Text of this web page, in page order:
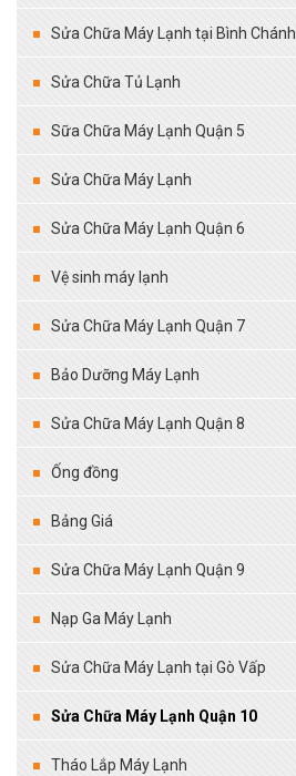
Sửa Chữa Máy Lạnh tại Bình Chánh
Sửa Chữa Tủ Lạnh
Sữa Chữa Máy Lạnh Quận 5
Sửa Chữa Máy Lạnh
Sửa Chữa Máy Lạnh Quận 6
Vệ sinh máy lạnh
Sửa Chữa Máy Lạnh Quận 7
Bảo Dưỡng Máy Lạnh
Sửa Chữa Máy Lạnh Quận 8
Ống đồng
Bảng Giá
Sửa Chữa Máy Lạnh Quận 9
Nạp Ga Máy Lạnh
Sửa Chữa Máy Lạnh tại Gò Vấp
Sửa Chữa Máy Lạnh Quận 10
Tháo Lắp Máy Lạnh